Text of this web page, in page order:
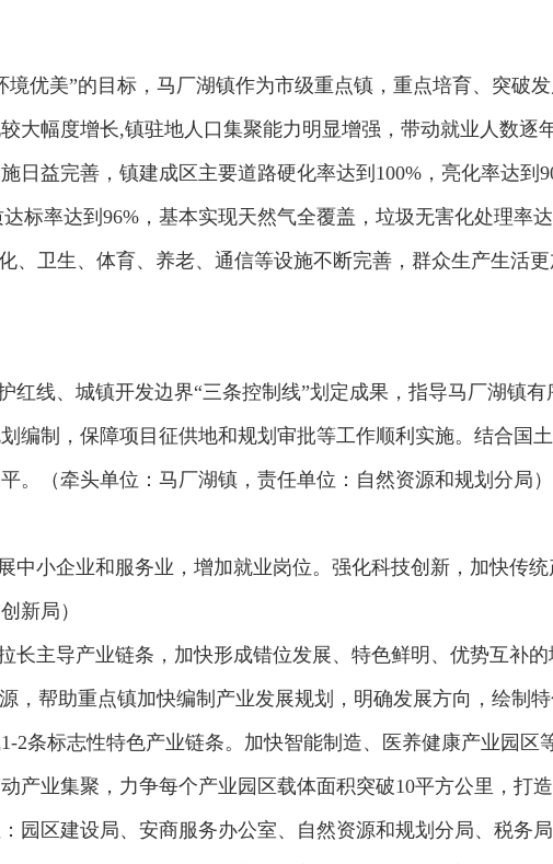
优美”的目标，马厂湖镇作为市级重点镇，重点培育、突破
大幅度增长,镇驻地人口集聚能力明显增强，带动就业人数逐
日益完善，镇建成区主要道路硬化率达到100%，亮化率达到
标率达到96%，基本实现天然气全覆盖，垃圾无害化处理率
卫生、体育、养老、通信等设施不断完善，群众生产生活更
红线、城镇开发边界“三条控制线”划定成果，指导马厂湖镇
编制，保障项目征供地和规划审批等工作顺利实施。结合国
（牵头单位：马厂湖镇，责任单位：自然资源和规划分局）
中小企业和服务业，增加就业岗位。强化科技创新，加快传
新局）
长主导产业链条，加快形成错位发展、特色鲜明、优势互补
，帮助重点镇加快编制产业发展规划，明确发展方向，绘制
2条标志性特色产业链条。加快智能制造、医养健康产业园区
产业集聚，力争每个产业园区载体面积突破10平方公里，打
区建设局、安商服务办公室、自然资源和规划分局、税务局